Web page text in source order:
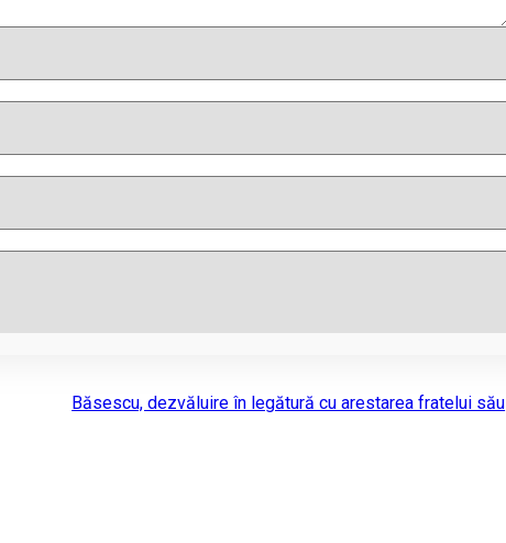
Băsescu, dezvăluire în legătură cu arestarea fratelui său